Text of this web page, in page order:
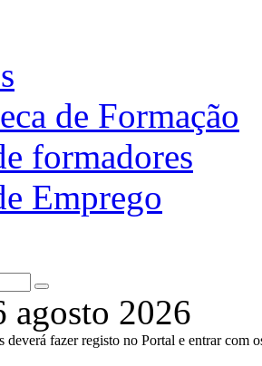
de Formação
formadores
Emprego
agosto 2026
deverá fazer registo no Portal e entrar com